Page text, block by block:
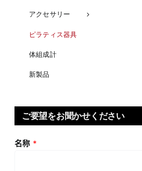
アクセサリー
ピラティス器具
体組成計
新製品
ご要望をお聞かせください
名称 *